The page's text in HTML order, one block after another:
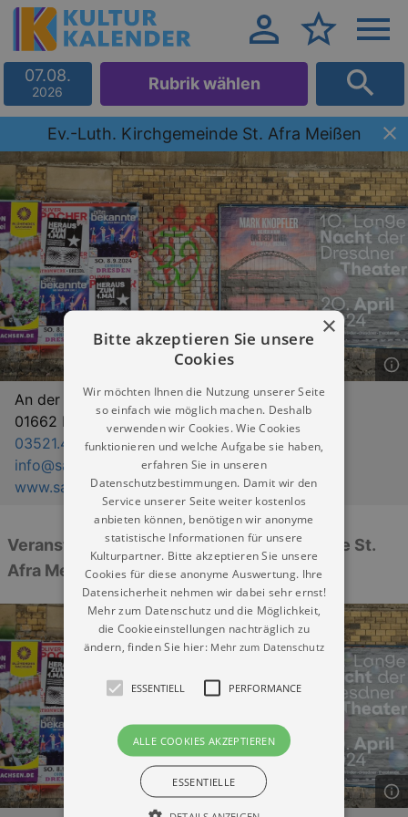
07.08.
2026 Rubrik wählen
Ev.-Luth. Kirchgemeinde St. Afra Meißen
An der Frauenkirche 11
01662 Meißen
03521.453832
info@sankt-afra-meissen.de
www.sankt-afra-meissen.de
Veranstaltungen: „Ev.-Luth. Kirchgemeinde St.
Afra Meißen“
×
Bitte akzeptieren Sie unsere
Cookies
Wir möchten Ihnen die Nutzung unserer Seite
so einfach wie möglich machen. Deshalb
verwenden wir Cookies. Wie Cookies
funktionieren und welche Aufgabe sie haben,
erfahren Sie in unseren
Datenschutzbestimmungen. Damit wir den
Service unserer Seite weiter kostenlos
anbieten können, benötigen wir anonyme
statistische Informationen für unsere
Kulturpartner. Bitte akzeptieren Sie unsere
Cookies für diese anonyme Auswertung. Ihre
Datensicherheit nehmen wir dabei sehr ernst!
Mehr zum Datenschutz und die Möglichkeit,
die Cookieeinstellungen nachträglich zu
ändern, finden Sie hier: Mehr zum Datenschutz
ESSENTIELL PERFORMANCE
ALLE COOKIES AKZEPTIEREN
ESSENTIELLE